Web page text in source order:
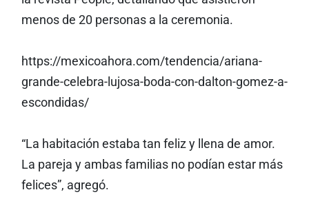
menos de 20 personas a la ceremonia.
https://mexicoahora.com/tendencia/ariana-
grande-celebra-lujosa-boda-con-dalton-gomez-a-
escondidas/
“La habitación estaba tan feliz y llena de amor.
La pareja y ambas familias no podían estar más
felices”, agregó.